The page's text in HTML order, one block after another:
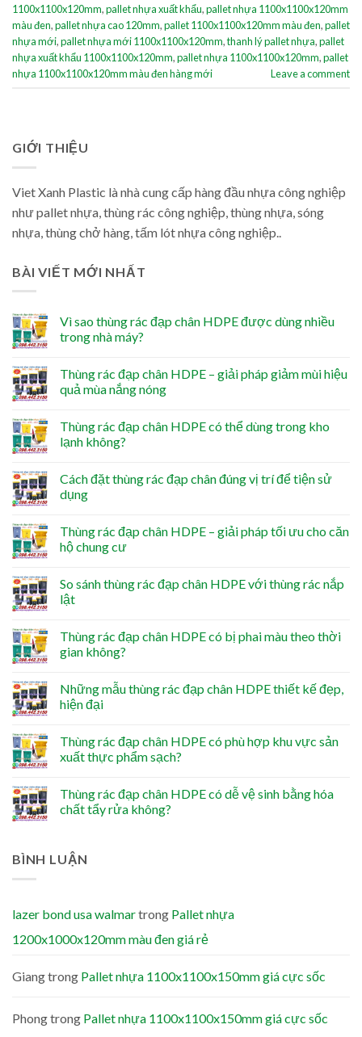
1100x1100x120mm,pallet nhựa xuất khẩu,pallet nhựa 1100x1100x120mm
màu đen,pallet nhựa cao 120mm,pallet 1100x1100x120mm màu đen,pallet
nhựa mới,pallet nhựa mới 1100x1100x120mm,thanh lý pallet nhựa,pallet
nhựa xuất khẩu 1100x1100x120mm,pallet nhựa 1100x1100x120mm,pallet
nhựa 1100x1100x120mm màu đen hàng mới
Leave a comment
GIỚI THIỆU
Viet Xanh Plastic là nhà cung cấp hàng đầu nhựa công nghiệp
như pallet nhựa, thùng rác công nghiệp, thùng nhựa, sóng
nhựa, thùng chở hàng, tấm lót nhựa công nghiệp..
BÀI VIẾT MỚI NHẤT
Vì sao thùng rác đạp chân HDPE được dùng nhiều
trong nhà máy?
Thùng rác đạp chân HDPE – giải pháp giảm mùi hiệu
quả mùa nắng nóng
Thùng rác đạp chân HDPE có thể dùng trong kho
lạnh không?
Cách đặt thùng rác đạp chân đúng vị trí để tiện sử
dụng
Thùng rác đạp chân HDPE – giải pháp tối ưu cho căn
hộ chung cư
So sánh thùng rác đạp chân HDPE với thùng rác nắp
lật
Thùng rác đạp chân HDPE có bị phai màu theo thời
gian không?
Những mẫu thùng rác đạp chân HDPE thiết kế đẹp,
hiện đại
Thùng rác đạp chân HDPE có phù hợp khu vực sản
xuất thực phẩm sạch?
Thùng rác đạp chân HDPE có dễ vệ sinh bằng hóa
chất tẩy rửa không?
BÌNH LUẬN
lazer bond usa walmartrong Pallet nhựa
1200x1000x120mm màu đen giá rẻ
Giangtrong Pallet nhựa 1100x1100x150mm giá cực sốc
Phongtrong Pallet nhựa 1100x1100x150mm giá cực sốc